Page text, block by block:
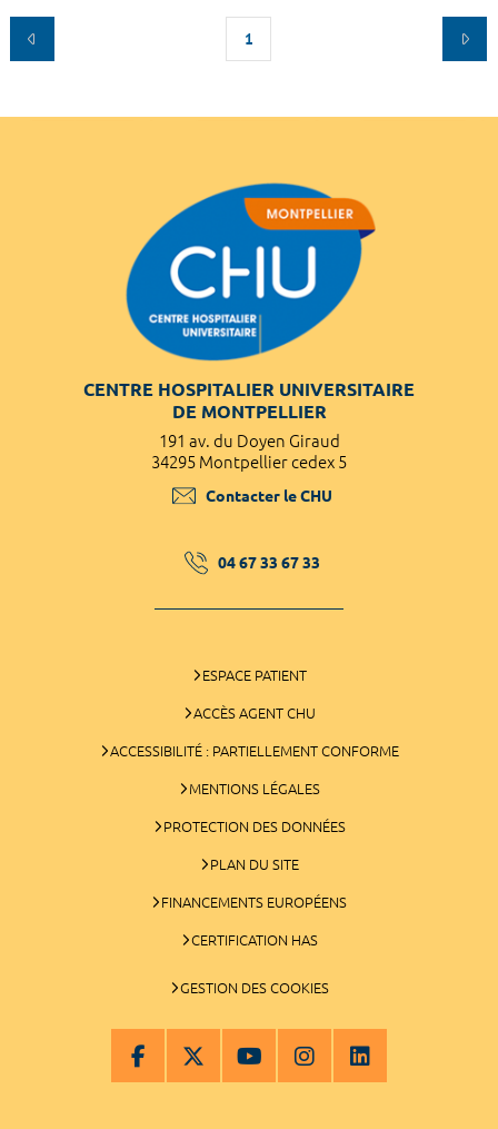
1
CENTRE HOSPITALIER UNIVERSITAIRE
DE MONTPELLIER
191 av. du Doyen Giraud
34295 Montpellier cedex 5
Contacter le CHU
04 67 33 67 33
ESPACE PATIENT
ACCÈS AGENT CHU
ACCESSIBILITÉ : PARTIELLEMENT CONFORME
MENTIONS LÉGALES
PROTECTION DES DONNÉES
PLAN DU SITE
FINANCEMENTS EUROPÉENS
CERTIFICATION HAS
GESTION DES COOKIES